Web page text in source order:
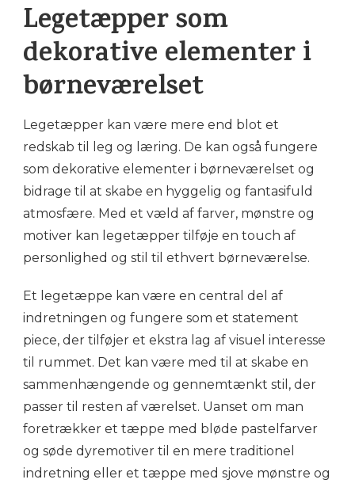
Legetæpper som
dekorative elementer i
børneværelset
Legetæpper kan være mere end blot et
redskab til leg og læring. De kan også fungere
som dekorative elementer i børneværelset og
bidrage til at skabe en hyggelig og fantasifuld
atmosfære. Med et væld af farver, mønstre og
motiver kan legetæpper tilføje en touch af
personlighed og stil til ethvert børneværelse.
Et legetæppe kan være en central del af
indretningen og fungere som et statement
piece, der tilføjer et ekstra lag af visuel interesse
til rummet. Det kan være med til at skabe en
sammenhængende og gennemtænkt stil, der
passer til resten af værelset. Uanset om man
foretrækker et tæppe med bløde pastelfarver
og søde dyremotiver til en mere traditionel
indretning eller et tæppe med sjove mønstre og